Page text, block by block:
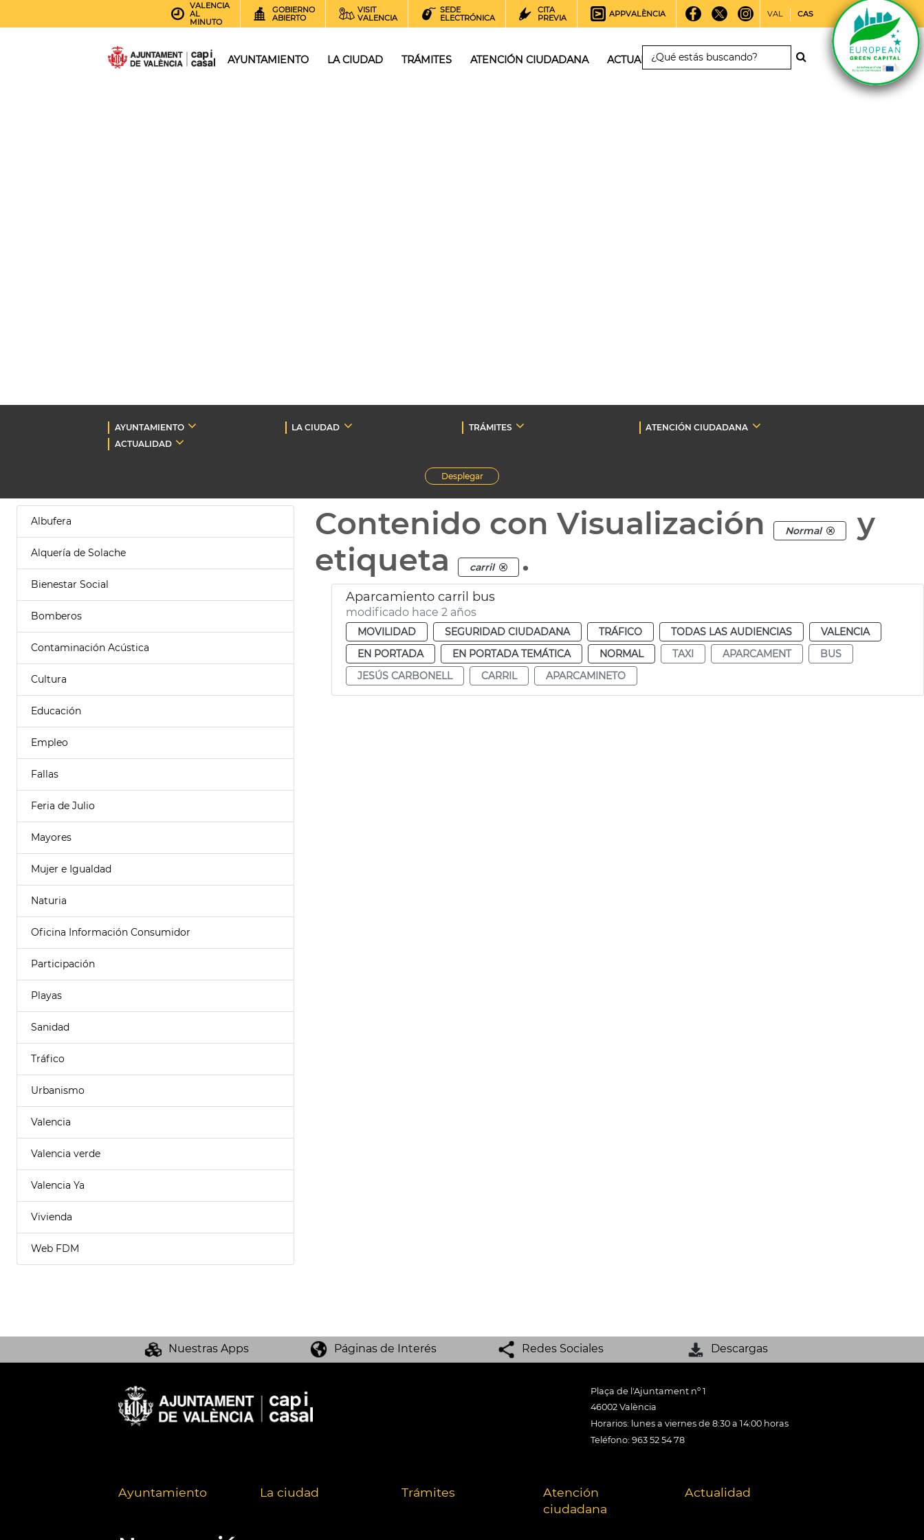
VALENCIA
AL
MINUTO
GOBIERNO
ABIERTO
VISIT
VALENCIA
SEDE
ELECTRÓNICA
CITA
PREVIA
APPVALÈNCIA VAL CAS
AYUNTAMIENTO LA CIUDAD TRÁMITES ATENCIÓN CIUDADANA ACTUALIDAD
AYUNTAMIENTO LA CIUDAD TRÁMITES
ATENCIÓN CIUDADANA
ACTUALIDAD
Desplegar
Albufera
Alquería de Solache
Bienestar Social
Bomberos
Contaminación Acústica
Cultura
Educación
Empleo
Fallas
Feria de Julio
Mayores
Mujer e Igualdad
Naturia
Oficina Información Consumidor
Participación
Playas
Sanidad
Tráfico
Urbanismo
Valencia
Valencia verde
Valencia Ya
Vivienda
Web FDM
Contenido con Visualización Normal
y
etiqueta
carril .
Aparcamiento carril bus
modificado hace 2 años
MOVILIDAD SEGURIDAD CIUDADANA TRÁFICO TODAS LAS AUDIENCIAS
VALENCIA
EN PORTADA
EN PORTADA TEMÁTICA NORMAL TAXI APARCAMENT
BUS
JESÚS CARBONELL
CARRIL APARCAMINETO
Nuestras Apps Páginas de Interés Redes Sociales Descargas
Plaça de l'Ajuntament nº 1
46002 València
Horarios: lunes a viernes de 8:30 a 14:00 horas
Teléfono: 963 52 54 78
Ayuntamiento La ciudad Trámites
Atención
ciudadana
Actualidad